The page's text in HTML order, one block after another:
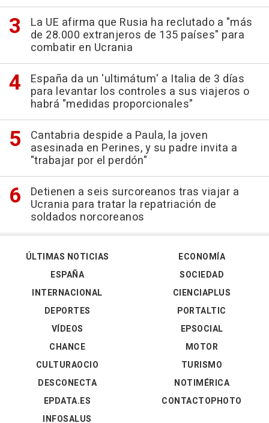
La UE afirma que Rusia ha reclutado a "más
de 28.000 extranjeros de 135 países" para
combatir en Ucrania
España da un 'ultimátum' a Italia de 3 días
para levantar los controles a sus viajeros o
habrá "medidas proporcionales"
Cantabria despide a Paula, la joven
asesinada en Perines, y su padre invita a
"trabajar por el perdón"
Detienen a seis surcoreanos tras viajar a
Ucrania para tratar la repatriación de
soldados norcoreanos
ÚLTIMAS NOTICIAS
ESPAÑA
INTERNACIONAL
DEPORTES
VÍDEOS
ECONOMÍA
SOCIEDAD
CIENCIAPLUS
PORTALTIC
EPSOCIAL
CHANCE
CULTURAOCIO
DESCONECTA
EPDATA.ES
INFOSALUS
MOTOR
TURISMO
NOTIMÉRICA
CONTACTOPHOTO